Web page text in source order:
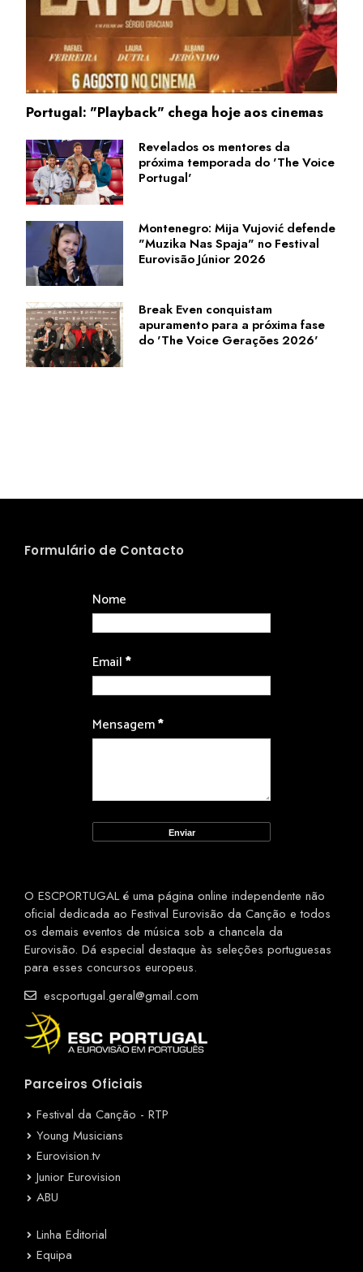
Portugal: "Playback" chega hoje aos cinemas
Revelados os mentores da
próxima temporada do 'The Voice
Portugal'
Montenegro: Mija Vujović defende
"Muzika Nas Spaja" no Festival
Eurovisão Júnior 2026
Break Even conquistam
apuramento para a próxima fase
do 'The Voice Gerações 2026'
Formulário de Contacto
Nome
Email*
Mensagem*
O ESCPORTUGAL é uma página online independente não
oficial dedicada ao Festival Eurovisão da Canção e todos
os demais eventos de música sob a chancela da
Eurovisão. Dá especial destaque às seleções portuguesas
para esses concursos europeus.
escportugal.geral@gmail.com
Parceiros Oficiais
Festival da Canção - RTP
Young Musicians
Eurovision.tv
Junior Eurovision
ABU
Linha Editorial
Equipa